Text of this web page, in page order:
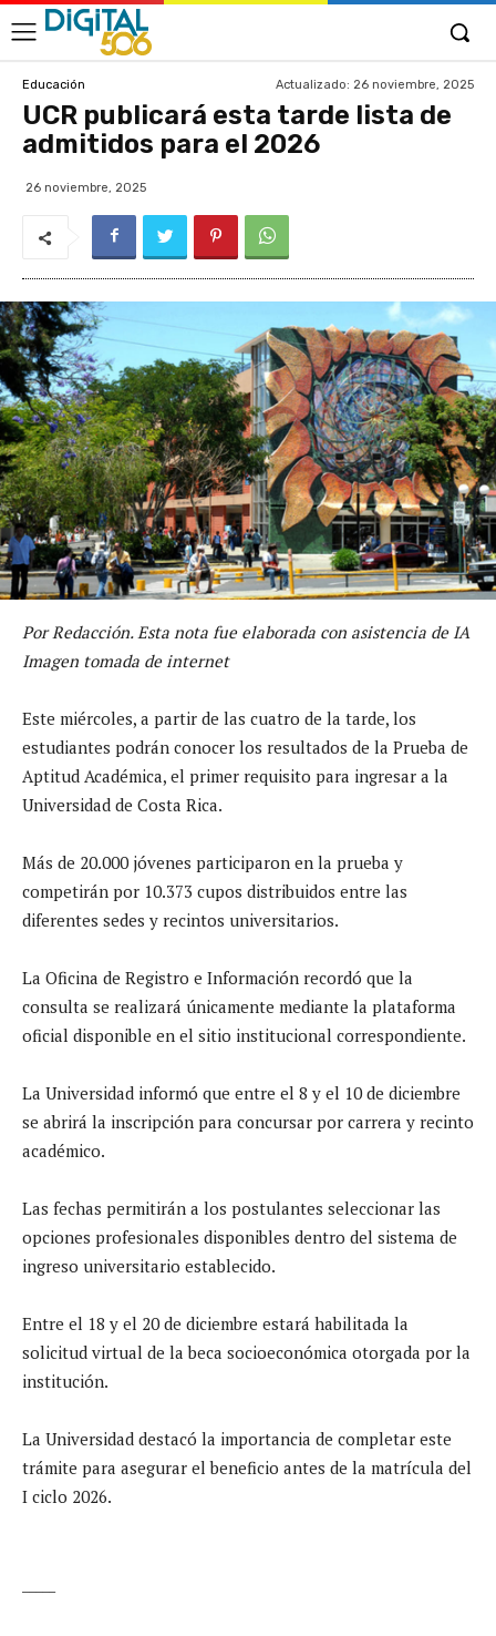
Educación Actualizado: 26 noviembre, 2025
UCR publicará esta tarde lista de
admitidos para el 2026
26 noviembre, 2025
Por Redacción. Esta nota fue elaborada con asistencia de IA
Imagen tomada de internet
Este miércoles, a partir de las cuatro de la tarde, los
estudiantes podrán conocer los resultados de la Prueba de
Aptitud Académica, el primer requisito para ingresar a la
Universidad de Costa Rica.
Más de 20.000 jóvenes participaron en la prueba y
competirán por 10.373 cupos distribuidos entre las
diferentes sedes y recintos universitarios.
La Oficina de Registro e Información recordó que la
consulta se realizará únicamente mediante la plataforma
oficial disponible en el sitio institucional correspondiente.
La Universidad informó que entre el 8 y el 10 de diciembre
se abrirá la inscripción para concursar por carrera y recinto
académico.
Las fechas permitirán a los postulantes seleccionar las
opciones profesionales disponibles dentro del sistema de
ingreso universitario establecido.
Entre el 18 y el 20 de diciembre estará habilitada la
solicitud virtual de la beca socioeconómica otorgada por la
institución.
La Universidad destacó la importancia de completar este
trámite para asegurar el beneficio antes de la matrícula del
I ciclo 2026.